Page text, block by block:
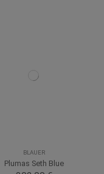
BLAUER
Plumas Seth Blue